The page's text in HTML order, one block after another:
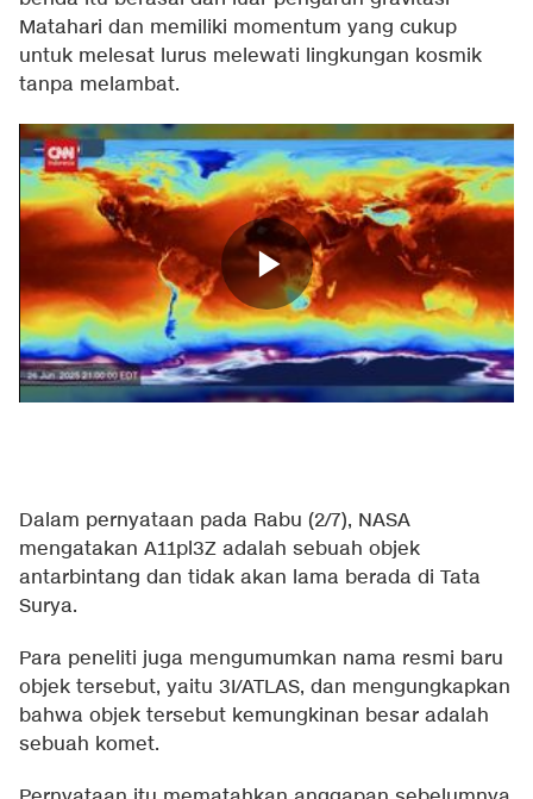
Matahari dan memiliki momentum yang cukup
untuk melesat lurus melewati lingkungan kosmik
tanpa melambat.
Dalam pernyataan pada Rabu (2/7), NASA
mengatakan A11pl3Z adalah sebuah objek
antarbintang dan tidak akan lama berada di Tata
Surya.
Para peneliti juga mengumumkan nama resmi baru
objek tersebut, yaitu 3I/ATLAS, dan mengungkapkan
bahwa objek tersebut kemungkinan besar adalah
sebuah komet.